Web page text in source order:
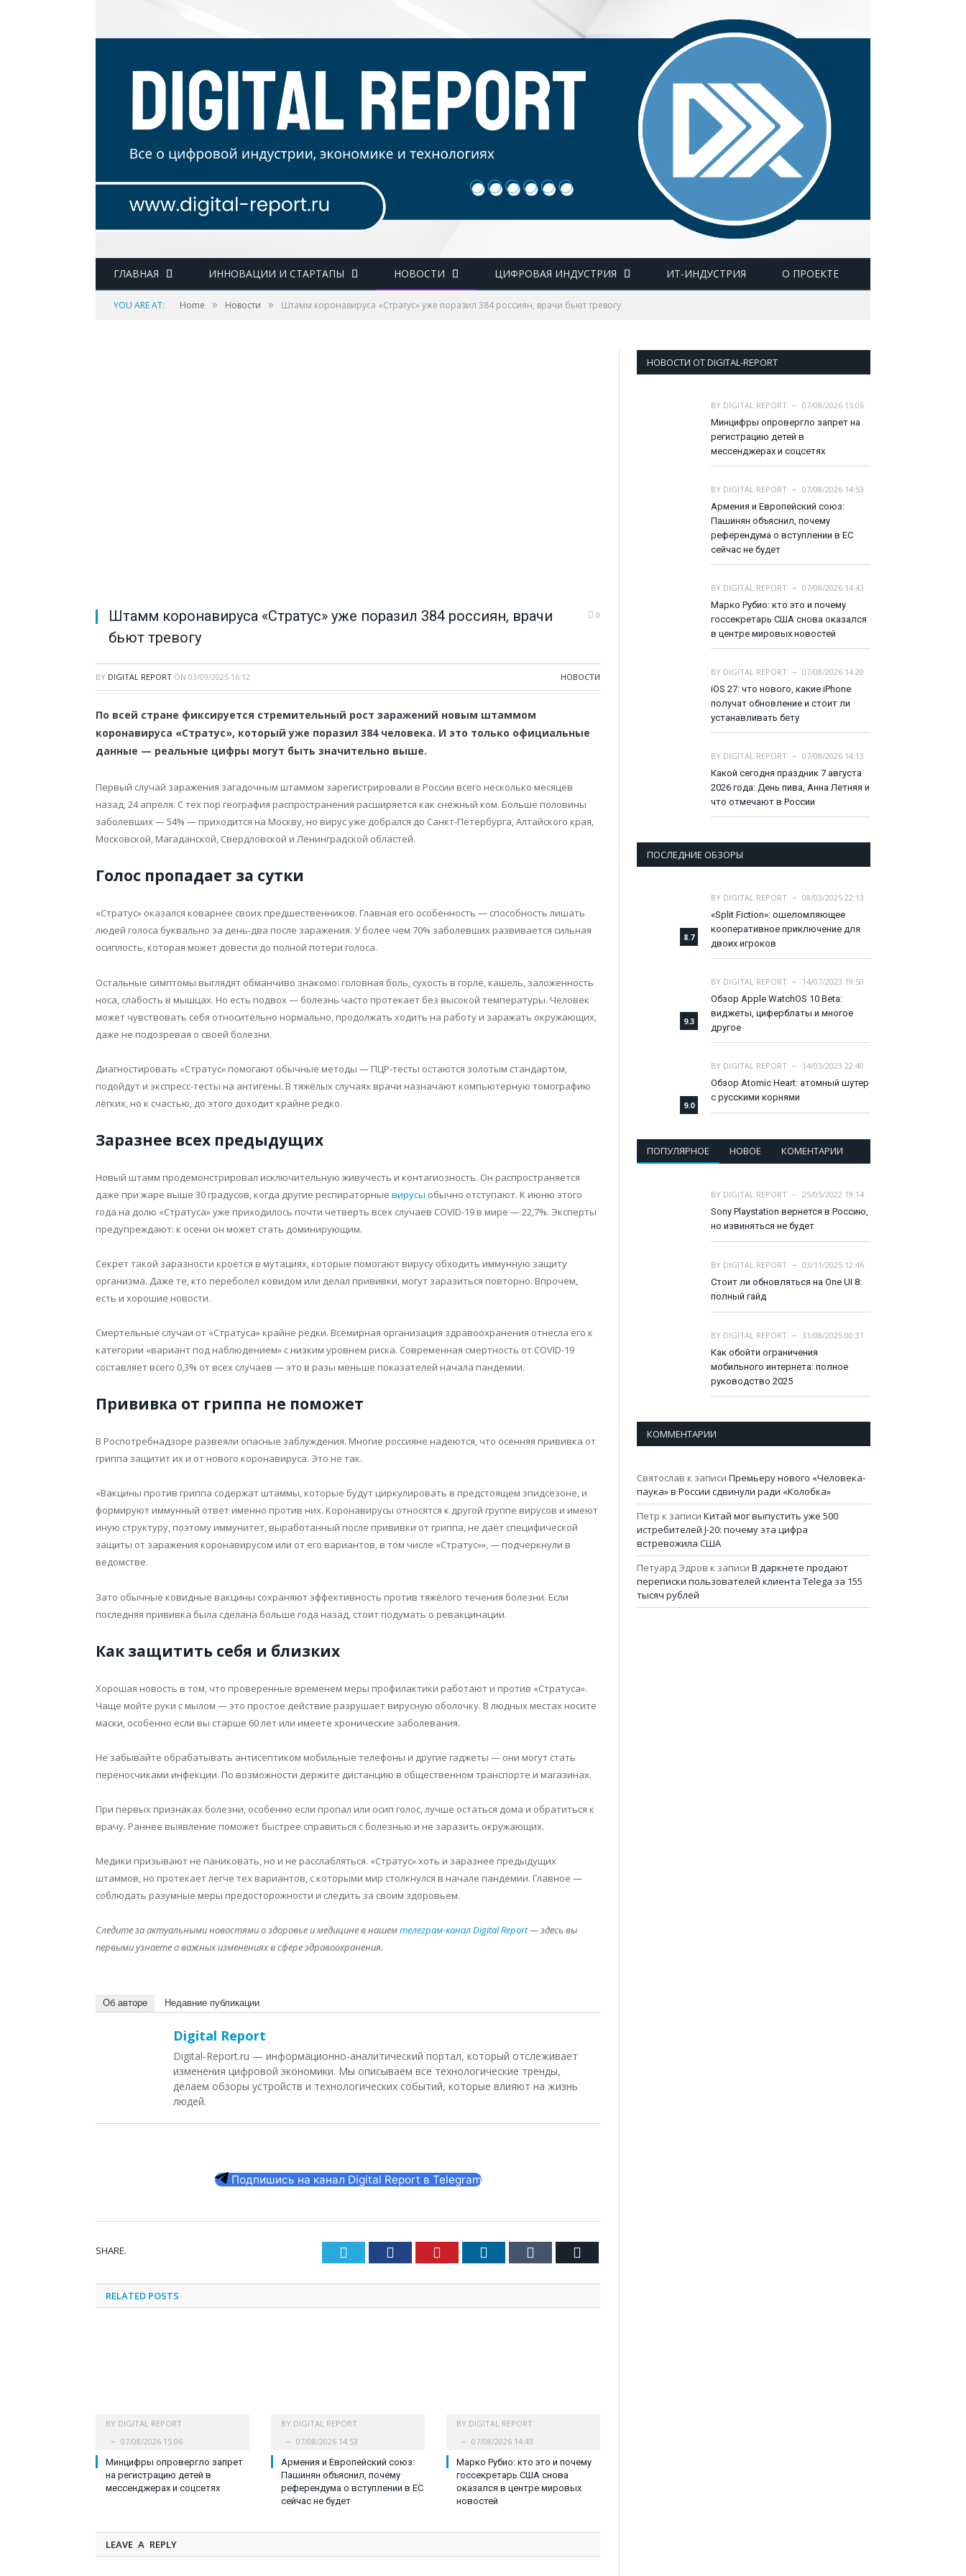
ГЛАВНАЯ ИННОВАЦИИ И СТАРТАПЫ НОВОСТИ ЦИФРОВАЯ ИНДУСТРИЯ ИТ-ИНДУСТРИЯ О ПРОЕКТЕ
YOU ARE AT: Home » Новости » Штамм коронавируса «Стратус» уже поразил 384 россиян, врачи бьют тревогу
Штамм коронавируса «Стратус» уже поразил 384 россиян, врачи
бьют тревогу
0
BY DIGITAL REPORT ON 03/09/2025 16:12 НОВОСТИ
По всей стране фиксируется стремительный рост заражений новым штаммом
коронавируса «Стратус», который уже поразил 384 человека. И это только официальные
данные — реальные цифры могут быть значительно выше.
Первый случай заражения загадочным штаммом зарегистрировали в России всего несколько месяцев
назад, 24 апреля. С тех пор география распространения расширяется как снежный ком. Больше половины
заболевших — 54% — приходится на Москву, но вирус уже добрался до Санкт-Петербурга, Алтайского края,
Московской, Магаданской, Свердловской и Ленинградской областей.
Голос пропадает за сутки
«Стратус» оказался коварнее своих предшественников. Главная его особенность — способность лишать
людей голоса буквально за день-два после заражения. У более чем 70% заболевших развивается сильная
осиплость, которая может довести до полной потери голоса.
Остальные симптомы выглядят обманчиво знакомо: головная боль, сухость в горле, кашель, заложенность
носа, слабость в мышцах. Но есть подвох — болезнь часто протекает без высокой температуры. Человек
может чувствовать себя относительно нормально, продолжать ходить на работу и заражать окружающих,
даже не подозревая о своей болезни.
Диагностировать «Стратус» помогают обычные методы — ПЦР-тесты остаются золотым стандартом,
подойдут и экспресс-тесты на антигены. В тяжёлых случаях врачи назначают компьютерную томографию
лёгких, но к счастью, до этого доходит крайне редко.
Заразнее всех предыдущих
Новый штамм продемонстрировал исключительную живучесть и контагиозность. Он распространяется
даже при жаре выше 30 градусов, когда другие респираторные вирусы обычно отступают. К июню этого
года на долю «Стратуса» уже приходилось почти четверть всех случаев COVID-19 в мире — 22,7%. Эксперты
предупреждают: к осени он может стать доминирующим.
Секрет такой заразности кроется в мутациях, которые помогают вирусу обходить иммунную защиту
организма. Даже те, кто переболел ковидом или делал прививки, могут заразиться повторно. Впрочем,
есть и хорошие новости.
Смертельные случаи от «Стратуса» крайне редки. Всемирная организация здравоохранения отнесла его к
категории «вариант под наблюдением» с низким уровнем риска. Современная смертность от COVID-19
составляет всего 0,3% от всех случаев — это в разы меньше показателей начала пандемии.
Прививка от гриппа не поможет
В Роспотребнадзоре развеяли опасные заблуждения. Многие россияне надеются, что осенняя прививка от
гриппа защитит их и от нового коронавируса. Это не так.
«Вакцины против гриппа содержат штаммы, которые будут циркулировать в предстоящем эпидсезоне, и
формируют иммунный ответ именно против них. Коронавирусы относятся к другой группе вирусов и имеют
иную структуру, поэтому иммунитет, выработанный после прививки от гриппа, не даёт специфической
защиты от заражения коронавирусом или от его вариантов, в том числе «Стратус»», — подчеркнули в
ведомстве.
Зато обычные ковидные вакцины сохраняют эффективность против тяжёлого течения болезни. Если
последняя прививка была сделана больше года назад, стоит подумать о ревакцинации.
Как защитить себя и близких
Хорошая новость в том, что проверенные временем меры профилактики работают и против «Стратуса».
Чаще мойте руки с мылом — это простое действие разрушает вирусную оболочку. В людных местах носите
маски, особенно если вы старше 60 лет или имеете хронические заболевания.
Не забывайте обрабатывать антисептиком мобильные телефоны и другие гаджеты — они могут стать
переносчиками инфекции. По возможности держите дистанцию в общественном транспорте и магазинах.
При первых признаках болезни, особенно если пропал или осип голос, лучше остаться дома и обратиться к
врачу. Раннее выявление поможет быстрее справиться с болезнью и не заразить окружающих.
Медики призывают не паниковать, но и не расслабляться. «Стратус» хоть и заразнее предыдущих
штаммов, но протекает легче тех вариантов, с которыми мир столкнулся в начале пандемии. Главное —
соблюдать разумные меры предосторожности и следить за своим здоровьем.
Следите за актуальными новостями о здоровье и медицине в нашемтелеграм-канал Digital Report— здесь вы
первыми узнаете о важных изменениях в сфере здравоохранения.
Об авторе Недавние публикации
Digital Report
Digital-Report.ru — информационно-аналитический портал, который отслеживает
изменения цифровой экономики. Мы описываем все технологические тренды,
делаем обзоры устройств и технологических событий, которые влияют на жизнь
людей.
Подпишись на канал Digital Report в Telegram
SHARE. Twitter Facebook Pinterest LinkedIn Tumblr
RELATED POSTS
BY DIGITAL REPORT
07/08/2026 15:06
Минцифры опровергло запрет
на регистрацию детей в
мессенджерах и соцсетях
BY DIGITAL REPORT
07/08/2026 14:53
Армения и Европейский союз:
Пашинян объяснил, почему
референдума о вступлении в ЕС
сейчас не будет
BY DIGITAL REPORT
07/08/2026 14:43
Марко Рубио: кто это и почему
госсекретарь США снова
оказался в центре мировых
новостей
LEAVE A REPLY
НОВОСТИ ОТ DIGITAL-REPORT
BY DIGITAL REPORT
07/08/2026 15:06
Минцифры опровергло запрет на
регистрацию детей в
мессенджерах и соцсетях
BY DIGITAL REPORT
07/08/2026 14:53
Армения и Европейский союз:
Пашинян объяснил, почему
референдума о вступлении в ЕС
сейчас не будет
BY DIGITAL REPORT
07/08/2026 14:43
Марко Рубио: кто это и почему
госсекретарь США снова оказался
в центре мировых новостей
BY DIGITAL REPORT
07/08/2026 14:20
iOS 27: что нового, какие iPhone
получат обновление и стоит ли
устанавливать бету
BY DIGITAL REPORT
07/08/2026 14:13
Какой сегодня праздник 7 августа
2026 года: День пива, Анна Летняя и
что отмечают в России
ПОСЛЕДНИЕ ОБЗОРЫ
8.7
BY DIGITAL REPORT
08/03/2025 22:13
«Split Fiction»: ошеломляющее
кооперативное приключение для
двоих игроков
9.3
BY DIGITAL REPORT
14/07/2023 19:50
Обзор Apple WatchOS 10 Beta:
виджеты, циферблаты и многое
другое
9.0
BY DIGITAL REPORT
14/03/2023 22:40
Обзор Atomic Heart: атомный шутер
с русскими корнями
ПОПУЛЯРНОЕ НОВОЕ КОМЕНТАРИИ
BY DIGITAL REPORT
25/05/2022 19:14
Sony Playstation вернется в Россию,
но извиняться не будет
BY DIGITAL REPORT
03/11/2025 12:46
Стоит ли обновляться на One UI 8:
полный гайд
BY DIGITAL REPORT
31/08/2025 00:31
Как обойти ограничения
мобильного интернета: полное
руководство 2025
КОММЕНТАРИИ
Святослав к записи Премьеру нового «Человека-
паука» в России сдвинули ради «Колобка»
Петр к записи Китай мог выпустить уже 500
истребителей J-20: почему эта цифра
встревожила США
Петуард Эдров к записи В даркнете продают
переписки пользователей клиента Telega за 155
тысяч рублей